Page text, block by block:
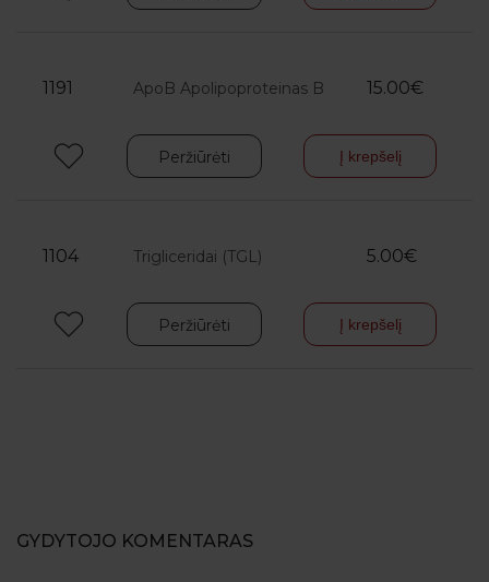
1191 ApoB Apolipoproteinas B 15.00€
Peržiūrėti Į krepšelį
1104 Trigliceridai (TGL) 5.00€
Peržiūrėti Į krepšelį
GYDYTOJO KOMENTARAS